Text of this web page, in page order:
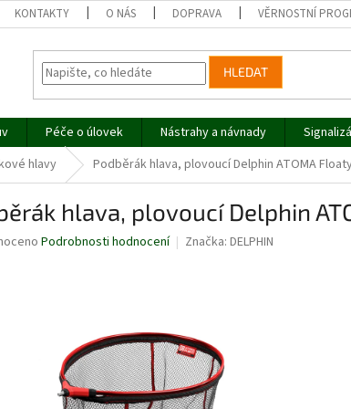
KONTAKTY O NÁS DOPRAVA VĚRNOSTNÍ
HLEDAT
Péče o úlovek Nástrahy a návnady
hlavy Podběrák hlava, plovoucí Delphin ATOMA
hlava, plovoucí Delphin
Podrobnosti hodnocení Značka: DELPHIN